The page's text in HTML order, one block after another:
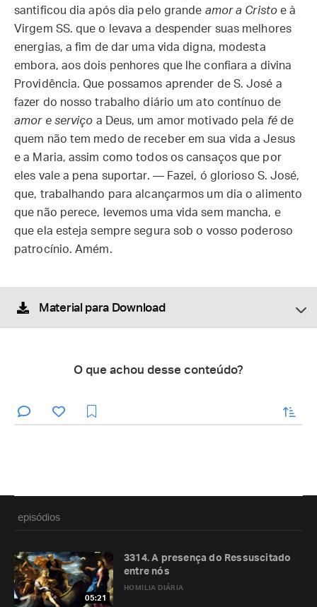
santificou dia após dia pelo grande amor a Cristoe à
Virgem SS. que o levava a despender suas melhores
energias, a fim de dar uma vida digna, modesta
embora, aos dois penhores que lhe confiara a divina
Providência. Que possamos aprender de S. José a
fazer do nosso trabalho diário um ato contínuo de
amor e serviço a Deus, um amor motivado pela féde
quem não tem medo de receber em sua vida a Jesus
e a Maria, assim como todos os cansaços que por
eles vale a pena suportar. — Fazei, ó glorioso S. José,
que, trabalhando para alcançarmos um dia o alimento
que não perece, levemos uma vida sem mancha, e
que ela esteja sempre segura sob o vosso poderoso
patrocínio. Amém.
Material para Download
O que achou desse conteúdo?
enviar
episódios
05:21
HOMILIA DIÁRIA
3314. A presença do Ressuscitado
entre nós